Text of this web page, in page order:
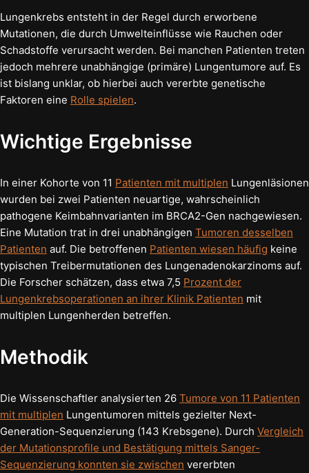
Lungenkrebs entsteht in der Regel durch erworbene
Mutationen, die durch Umwelteinflüsse wie Rauchen oder
Schadstoffe verursacht werden. Bei manchen Patienten treten
jedoch mehrere unabhängige (primäre) Lungentumore auf. Es
ist bislang unklar, ob hierbei auch vererbte genetische
Faktoren eine Rolle spielen.
Wichtige Ergebnisse
In einer Kohorte von 11 Patienten mit multiplen Lungenläsionen
wurden bei zwei Patienten neuartige, wahrscheinlich
pathogene Keimbahnvarianten im BRCA2-Gen nachgewiesen.
Eine Mutation trat in drei unabhängigen Tumoren desselben
Patienten auf. Die betroffenen Patienten wiesen häufig keine
typischen Treibermutationen des Lungenadenokarzinoms auf.
Die Forscher schätzen, dass etwa 7,5 Prozent der
Lungenkrebsoperationen an ihrer Klinik Patienten mit
multiplen Lungenherden betreffen.
Methodik
Die Wissenschaftler analysierten 26 Tumore von 11 Patienten
mit multiplen Lungentumoren mittels gezielter Next-
Generation-Sequenzierung (143 Krebsgene). Durch Vergleich
der Mutationsprofile und Bestätigung mittels Sanger-
Sequenzierung konnten sie zwischen vererbten